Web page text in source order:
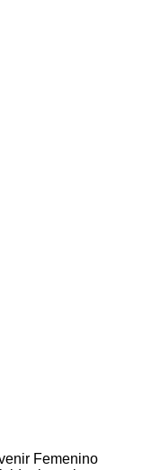
Femenino